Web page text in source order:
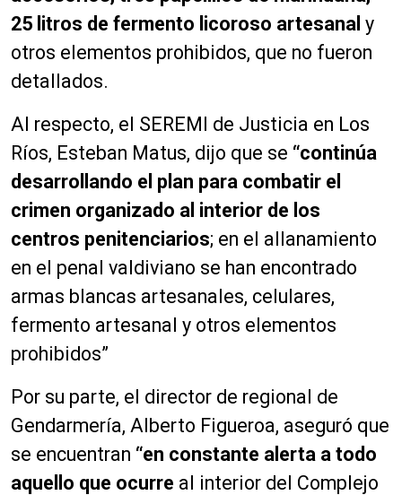
25 litros de fermento licoroso artesanal y
otros elementos prohibidos, que no fueron
detallados.
Al respecto, el SEREMI de Justicia en Los
Ríos, Esteban Matus, dijo que se “continúa
desarrollando el plan para combatir el
crimen organizado al interior de los
centros penitenciarios; en el allanamiento
en el penal valdiviano se han encontrado
armas blancas artesanales, celulares,
fermento artesanal y otros elementos
prohibidos”
Por su parte, el director de regional de
Gendarmería, Alberto Figueroa, aseguró que
se encuentran “en constante alerta a todo
aquello que ocurre al interior del Complejo